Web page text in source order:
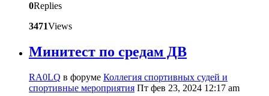
0Replies
3471Views
Минитест по средам ДВ
RA0LQ в форуме Коллегия спортивных судей и
спортивные мероприятия Пт фев 23, 2024 12:17 am